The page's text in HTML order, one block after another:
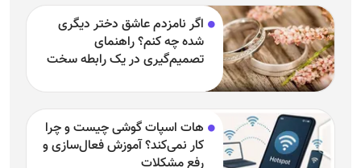
اگر نامزدم عاشق دختر دیگری
شده چه کنم؟ راهنمای
تصمیم‌گیری در یک رابطه سخت
هات اسپات گوشی چیست و چرا
کار نمی‌کند؟ آموزش فعال‌سازی و
رفع مشکلات